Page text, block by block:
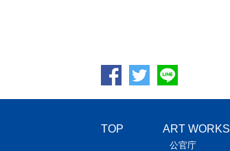
8/24～
9/11
TOP ART WORKS
公官庁